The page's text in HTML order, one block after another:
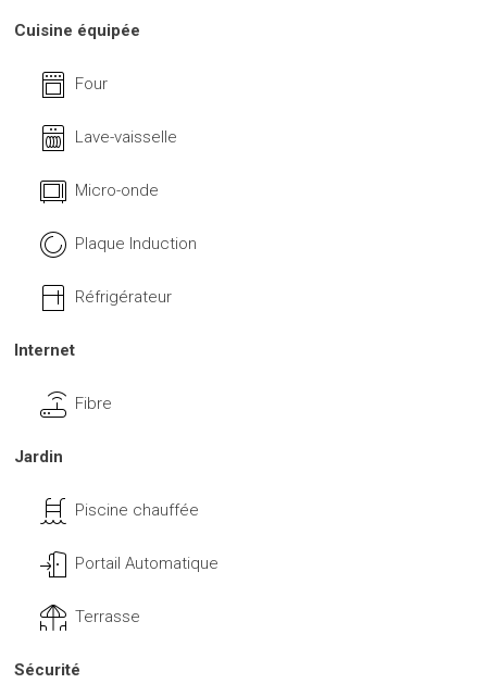
Cuisine équipée
Four
Lave-vaisselle
Micro-onde
Plaque Induction
Réfrigérateur
Internet
Fibre
Jardin
Piscine chauffée
Portail Automatique
Terrasse
Sécurité